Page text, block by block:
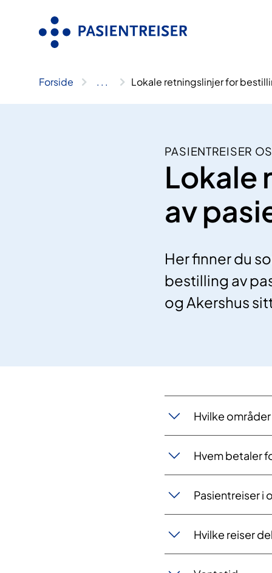
Forside .. . Lokale retningslinjer for
PASIENTREISER
Lokale
av
Her finner du
bestilling av
og Akershus
Hvilke
Hvem betaler
Pasientreiser i
Hvilke reiser